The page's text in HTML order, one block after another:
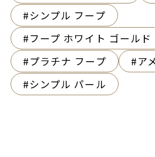
シンプル フープ
フープ ホワイト ゴールド
プラチナ フープ
ア
シンプル パール